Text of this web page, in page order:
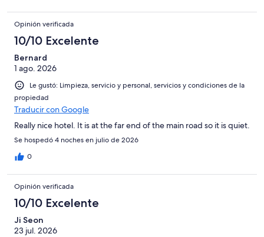
Opinión verificada
10/10 Excelente
Bernard
1 ago. 2026
Le gustó: Limpieza, servicio y personal, servicios y condiciones de la
propiedad
Traducir con Google
Really nice hotel. It is at the far end of the main road so it is quiet.
Se hospedó 4 noches en julio de 2026
0
Opinión verificada
10/10 Excelente
Ji Seon
23 jul. 2026